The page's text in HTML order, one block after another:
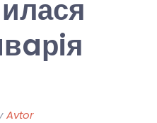
Avtor